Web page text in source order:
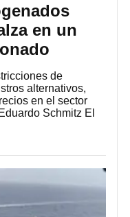
en un
de
alternativos,
en el sector
Schmitz El